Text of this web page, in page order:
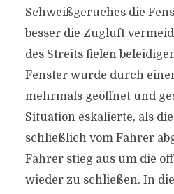
Schweißgeruches die
besser die Zugluft
des Streits fielen
Fenster wurde durch
mehrmals geöffnet und
Situation eskalierte, als
schließlich vom Fahrer
Fahrer stieg aus um die
wieder zu schließen. In